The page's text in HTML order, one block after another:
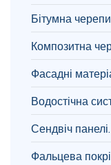
Бітумна
Композитна
Фасадні
Водостічна
Сендвіч
Фальцева